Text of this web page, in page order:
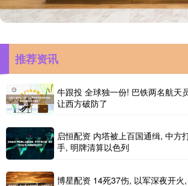
推荐资讯
牛跟投 全球独一份! 巴铁两名航天
让西方破防了
启恒配资 内塔被上百国通缉, 中方
手, 明牌清算以色列
博星配资 14死37伤, 以军深夜开火